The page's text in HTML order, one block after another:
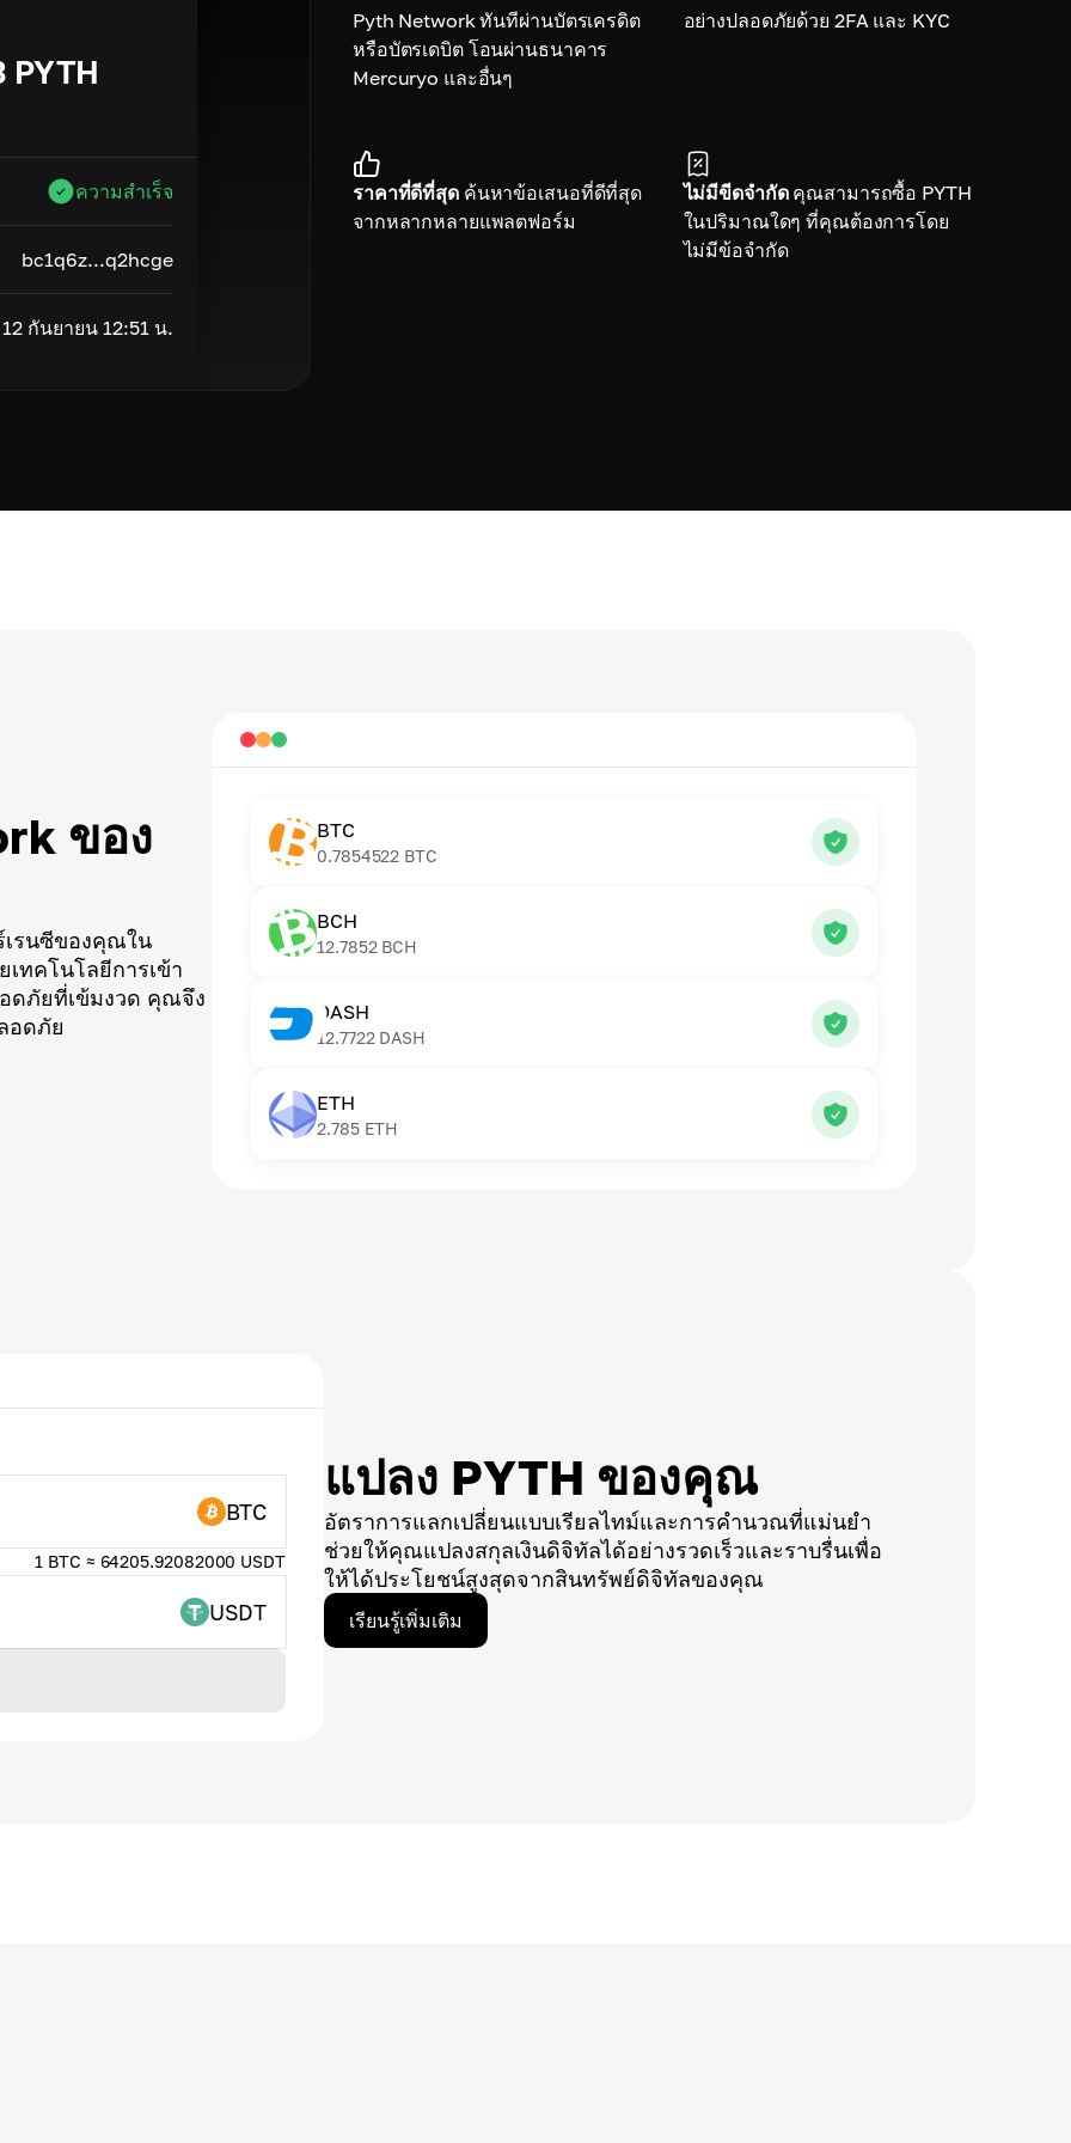
PYTH
ความสำเร็จ
bc1q6z...q2hcge
12 กันยายน 12:51 น.
Pyth Network ทันทีผ่านบัตรเครดิต
หรือบัตรเดบิต โอนผ่านธนาคาร
Mercuryo และอื่นๆ
อย่างปลอดภัยด้วย 2FA และ KYC
ราคาที่ดีที่สุด ค้นหาข้อเสนอที่ดีที่สุด
จากหลากหลายแพลตฟอร์ม
ไม่มีขีดจำกัด คุณสามารถซื้อ PYTH
ในปริมาณใดๆ ที่คุณต้องการโดย
ไม่มีข้อจำกัด
ของ
เรนซีของคุณใน
เทคโนโลยีการเข้า
ดภัยที่เข้มงวด คุณจึง
อดภัย
BTC
0.7854522 BTC
BCH
12.7852 BCH
DASH
12.7722 DASH
ETH
2.785 ETH
แปลง PYTH ของคุณ
อัตราการแลกเปลี่ยนแบบเรียลไทม์และการคำนวณที่แม่นยำ
ช่วยให้คุณแปลงสกุลเงินดิจิทัลได้อย่างรวดเร็วและราบรื่นเพื่อ
ให้ได้ประโยชน์สูงสุดจากสินทรัพย์ดิจิทัลของคุณ
เรียนรู้เพิ่มเติม
BTC
1 BTC ≈ 64205.92082000 USDT
USDT